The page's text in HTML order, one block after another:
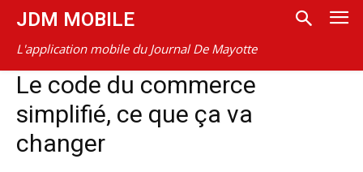
JDM MOBILE
L'application mobile du Journal De Mayotte
Le code du commerce
simplifié, ce que ça va
changer